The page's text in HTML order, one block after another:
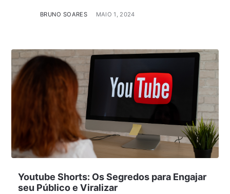
BRUNO SOARES MAIO 1, 2024
Youtube Shorts: Os Segredos para Engajar
seu Público e Viralizar